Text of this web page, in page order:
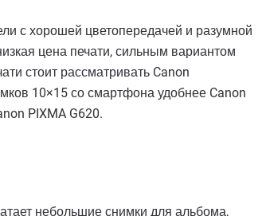
с хорошей цветопередачей и разумной
цена печати, сильным вариантом
стоит рассматривать Canon
10×15 со смартфона удобнее Canon
PIXMA G620.
небольшие снимки для альбома,